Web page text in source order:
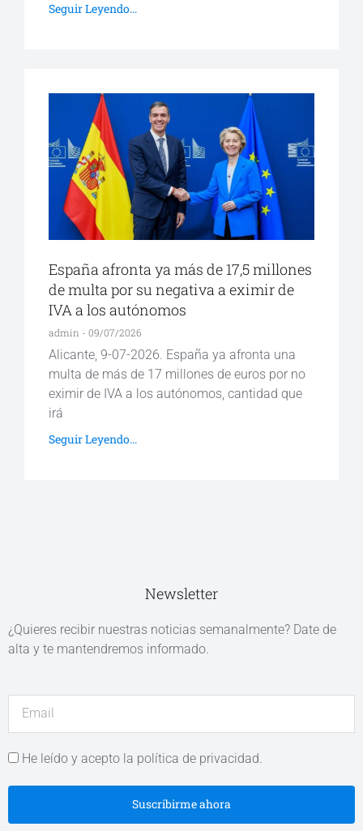
Seguir Leyendo...
España afronta ya más de 17,5 millones
de multa por su negativa a eximir de
IVA a los autónomos
admin 09/07/2026
Alicante, 9-07-2026. España ya afronta una
multa de más de 17 millones de euros por no
eximir de IVA a los autónomos, cantidad que
irá
Seguir Leyendo...
Newsletter
¿Quieres recibir nuestras noticias semanalmente? Date de
alta y te mantendremos informado.
He leído y acepto la política de privacidad.
Suscribirme ahora